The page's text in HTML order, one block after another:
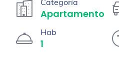
Categoría
Apartamento
Hab
1